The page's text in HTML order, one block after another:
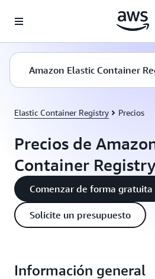
Amazon Elastic Container
Elastic Container Registry Precios
Precios de
Container
Comenzar de forma gratuita
Solicite un presupuesto
Información general